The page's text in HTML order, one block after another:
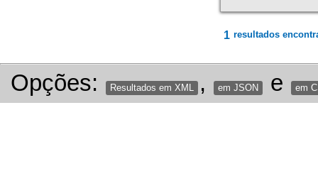
1 resultados
Opções: Resultados em XML , em JSON e em